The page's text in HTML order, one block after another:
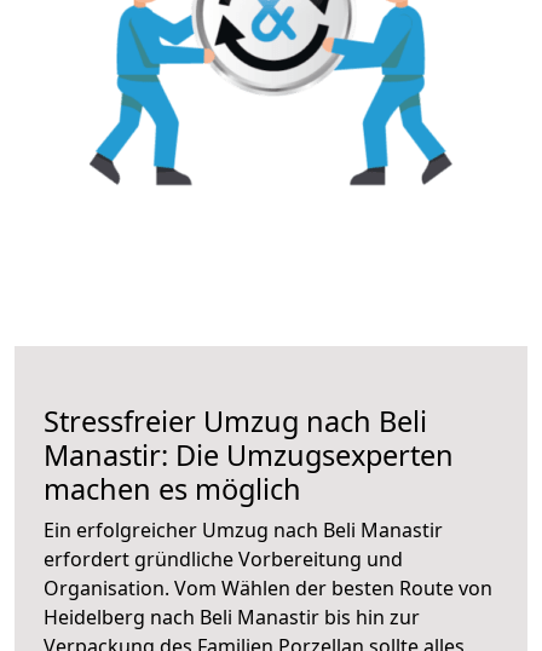
Stressfreier Umzug nach Beli
Manastir: Die Umzugsexperten
machen es möglich
Ein erfolgreicher Umzug nach Beli Manastir
erfordert gründliche Vorbereitung und
Organisation. Vom Wählen der besten Route von
Heidelberg nach Beli Manastir bis hin zur